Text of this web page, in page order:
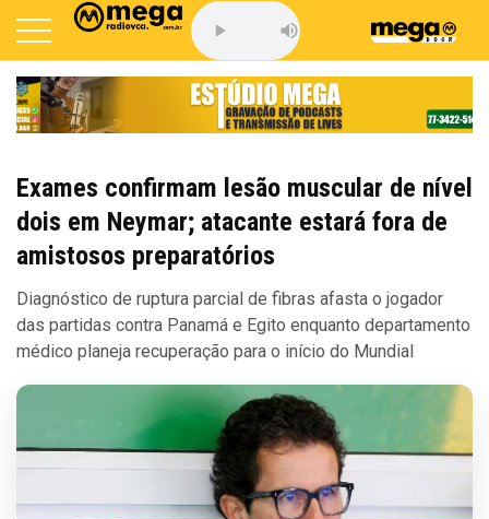
Exames confirmam lesão muscular de nível
dois em Neymar; atacante estará fora de
amistosos preparatórios
Diagnóstico de ruptura parcial de fibras afasta o jogador
das partidas contra Panamá e Egito enquanto departamento
médico planeja recuperação para o início do Mundial